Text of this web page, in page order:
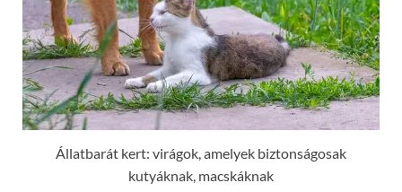
Állatbarát kert: virágok, amelyek biztonságosak
kutyáknak, macskáknak